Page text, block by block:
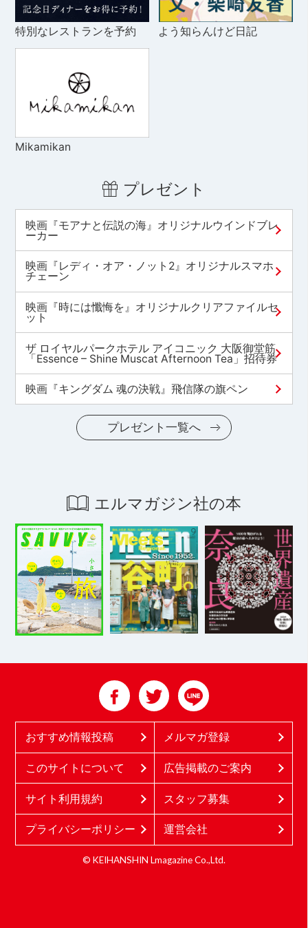
特別なレストランを予約 よう知らんけど日記
Mikamikan
プレゼント
映画『モアナと伝説の海』オリジナルウインドブレ
ーカー
映画『レディ・オア・ノット2』オリジナルスマホ
チェーン
映画『時には懺悔を』オリジナルクリアファイルセ
ット
ザ ロイヤルパークホテル アイコニック 大阪御堂筋
「Essence – Shine Muscat Afternoon Tea」招待券
映画『キングダム 魂の決戦』飛信隊の旗ペン
プレゼント一覧へ
エルマガジン社の本
おすすめ情報投稿 メルマガ登録
このサイトについて 広告掲載のご案内
サイト利用規約 スタッフ募集
プライバシーポリシー 運営会社
© KEIHANSHIN Lmagazine Co.,Ltd.